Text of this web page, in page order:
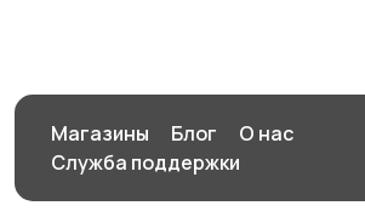
Магазины Блог
О нас
Служба поддержки